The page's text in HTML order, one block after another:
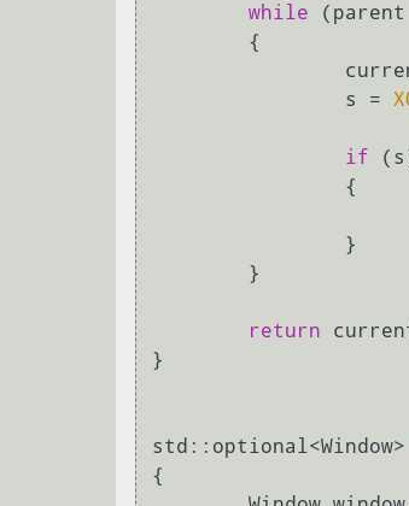
while
		s =
if
return
}
std::optional<Window>
{